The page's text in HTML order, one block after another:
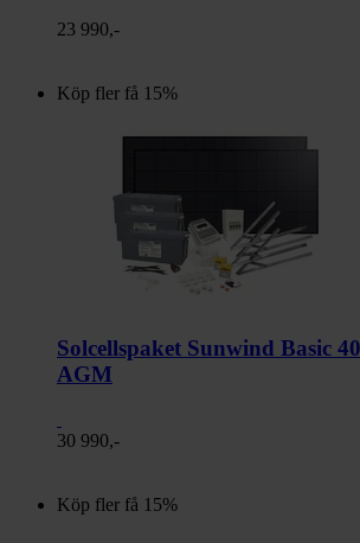
23 990,-
Köp fler få 15%
Solcellspaket Sunwind Basic
AGM
30 990,-
Köp fler få 15%